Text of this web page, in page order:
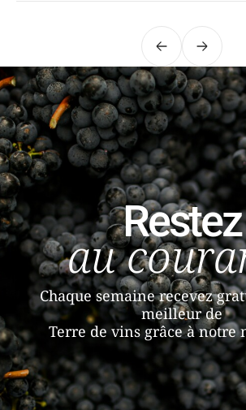
PrécédentSuivant
Restez
au
Chaque semaine recevez
meilleur de
Terre de vins grâce à notre